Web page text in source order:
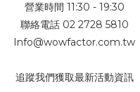
營業時間 11:30 - 19:30
聯絡電話 02 2728 5810
Info@wowfactor.com.tw
追蹤我們獲取最新活動資訊